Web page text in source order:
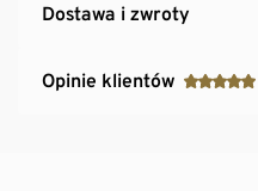
Dostawa i zwroty
Opinie klientów